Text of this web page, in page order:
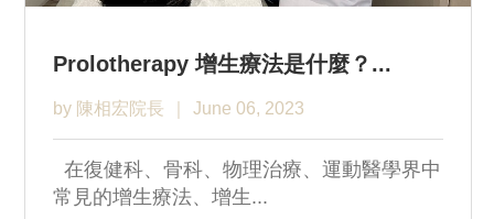
Prolotherapy 增生療法是什麼？...
by 陳相宏院長 June 06, 2023
在復健科、骨科、物理治療、運動醫學界中
常見的增生療法、增生...